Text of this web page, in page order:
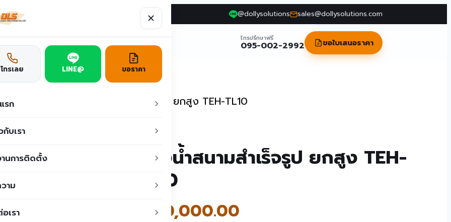
@dollysolutions sales@dollysolutions.com
ชั่น ผลงาน บทความ ติดต่อเรา โทรปรึกษาฟรี
095-002-2992 ขอใบเสนอราคา
โทรเลย LINE@ ขอราคา
รก
กับเรา
นการติดตั้ง
าม
เรา
ห้องน้ำสำเร็จรูป ห้องน้ำสนามสำเร็จรูป ยกสูง TEH-TL10
ห้องน้ำสนามสำเร็จรูป ยกสูง TEH-
TL10
120,000.00